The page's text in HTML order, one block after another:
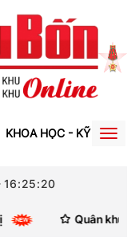
KHOA HỌC - KỸ THUẬT
16:25:22
4 xuất sắc giành giải